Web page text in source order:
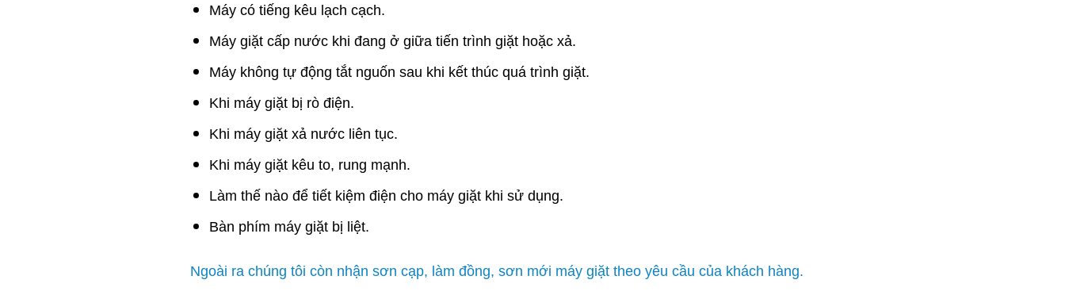
Máy có tiếng kêu lạch cạch.
Máy giặt cấp nước khi đang ở giữa tiến trình giặt hoặc xả.
Máy không tự động tắt nguốn sau khi kết thúc quá trình giặt.
Khi máy giặt bị rò điện.
Khi máy giặt xả nước liên tục.
Khi máy giặt kêu to, rung mạnh.
Làm thế nào để tiết kiệm điện cho máy giặt khi sử dụng.
Bàn phím máy giặt bị liệt.
Ngoài ra chúng tôi còn nhận sơn cạp, làm đồng, sơn mới máy giặt theo yêu cầu của khách hàng.